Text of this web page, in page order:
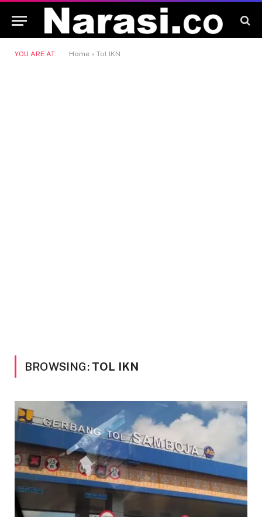
YOU ARE AT: Home » Tol IKN
BROWSING: TOL IKN